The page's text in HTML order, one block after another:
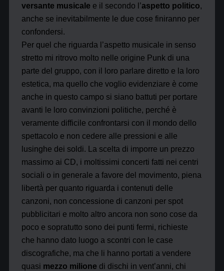
versante musicale e il secondo l’aspetto politico,
anche se inevitabilmente le due cose finiranno per
confondersi.
Per quel che riguarda l’aspetto musicale in senso
stretto mi ritrovo molto nelle origine Punk di una
parte del gruppo, con il loro parlare diretto e la loro
estetica, ma quello che voglio evidenziare è come
anche in questo campo si siano battuti per portare
avanti le loro convinzioni politiche, perché è
veramente difficile confrontarsi con il mondo dello
spettacolo e non cedere alle pressioni e alle
lusinghe dei soldi. La scelta di imporre un prezzo
massimo ai CD, i moltissimi concerti fatti nei centri
sociali o in generale a favore del movimento, piena
libertà per quanto riguarda i contenuti delle
canzoni, non concessione di canzoni per spot
pubblicitari e molto altro ancora non sono cose da
poco e sopratutto sono dei punti fermi, richieste
che hanno dato luogo a scontri con le case
discografiche, ma che li hanno portati a vendere
quasi mezzo milione di dischi in vent’anni, chi